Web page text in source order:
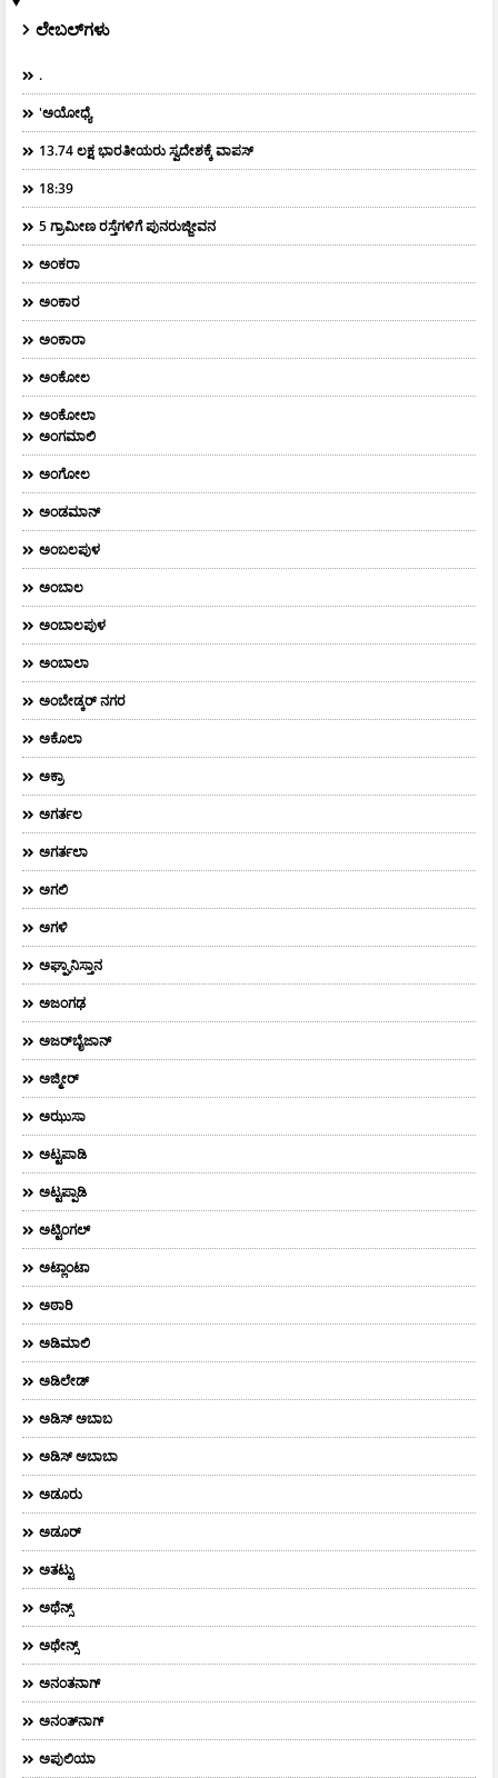
ಲೇಬಲ್‌ಗಳು
.
'ಅಯೋಧ್ಯೆ
13.74 ಲಕ್ಷ ಭಾರತೀಯರು ಸ್ವದೇಶಕ್ಕೆ ವಾಪಸ್
18:39
5 ಗ್ರಾಮೀಣ ರಸ್ತೆಗಳಿಗೆ ಪುನರುಜ್ಜೀವನ
ಅಂಕರಾ
ಅಂಕಾರ
ಅಂಕಾರಾ
ಅಂಕೋಲ
ಅಂಕೋಲಾ
ಅಂಗಮಾಲಿ
ಅಂಗೋಲ
ಅಂಡಮಾನ್
ಅಂಬಲಪುಳ
ಅಂಬಾಲ
ಅಂಬಾಲಪುಳ
ಅಂಬಾಲಾ
ಅಂಬೇಡ್ಕರ್‌ ನಗರ
ಅಕೊಲಾ
ಅಕ್ರಾ
ಅಗರ್ತಲ
ಅಗರ್ತಲಾ
ಅಗಲಿ
ಅಗಳಿ
ಅಘ್ಘಾನಿಸ್ತಾನ
ಅಜಂಗಢ
ಅಜರ್‌ಬೈಜಾನ್
ಅಜ್ಮೀರ್
ಅಝುಸಾ
ಅಟ್ಟಪಾಡಿ
ಅಟ್ಟಪ್ಪಾಡಿ
ಅಟ್ಟಿಂಗಲ್
ಅಟ್ಲಾಂಟಾ
ಅಠಾರಿ
ಅಡಿಮಾಲಿ
ಅಡಿಲೇಡ್
ಅಡಿಸ್ ಅಬಾಬ
ಅಡಿಸ್ ಅಬಾಬಾ
ಅಡೂರು
ಅಡೂರ್
ಅತಟ್ಟು
ಅಥೆನ್ಸ್
ಅಥೇನ್ಸ್‌
ಅನಂತನಾಗ್
ಅನಂತ್‌ನಾಗ್‌
ಅಪುಲಿಯಾ